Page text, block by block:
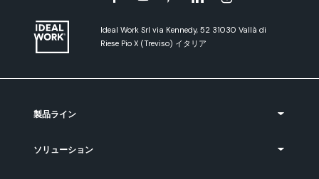
Ideal Work Srl via Kennedy, 52 31030 Vallà di
Riese Pio X (Treviso) イタリア
製品ライン
ソリューション